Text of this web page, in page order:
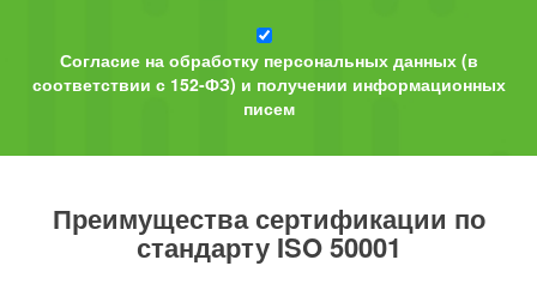
Согласие на обработку персональных данных (в
соответствии с 152-ФЗ) и получении информационных
писем
Преимущества сертификации по
стандарту ISO 50001